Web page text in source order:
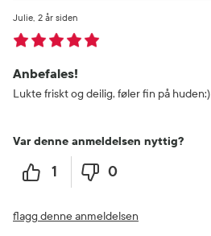
Anbefales!
2 år siden
Julie
Lukte friskt og deilig, føler fin på huden:)
Var denne anmeldelsen nyttig?
1 0
flagg denne anmeldelsen